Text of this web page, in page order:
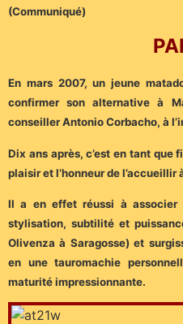
(Communiqué)
En mars 2007, un jeune
confirmer son alternative à
conseiller Antonio Corbacho, à
Dix ans après, c’est en tant que
plaisir et l’honneur de l’accueillir
Il a en effet réussi à associer
stylisation, subtilité et
Olivenza à Saragosse) et
en une tauromachie
maturité impressionnante.